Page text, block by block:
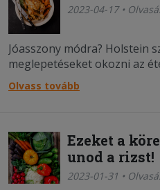
2023-04-17 •
Jóasszony módra? Holstein
meglepetéseket okozni az
Olvass tovább
Ezeket a
unod a rizst!
2023-01-31 •